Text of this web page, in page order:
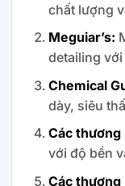
chất lượng
Meguiar’s:
detailing
Chemical
dày, siêu
Các thương
với độ bền
Các thương